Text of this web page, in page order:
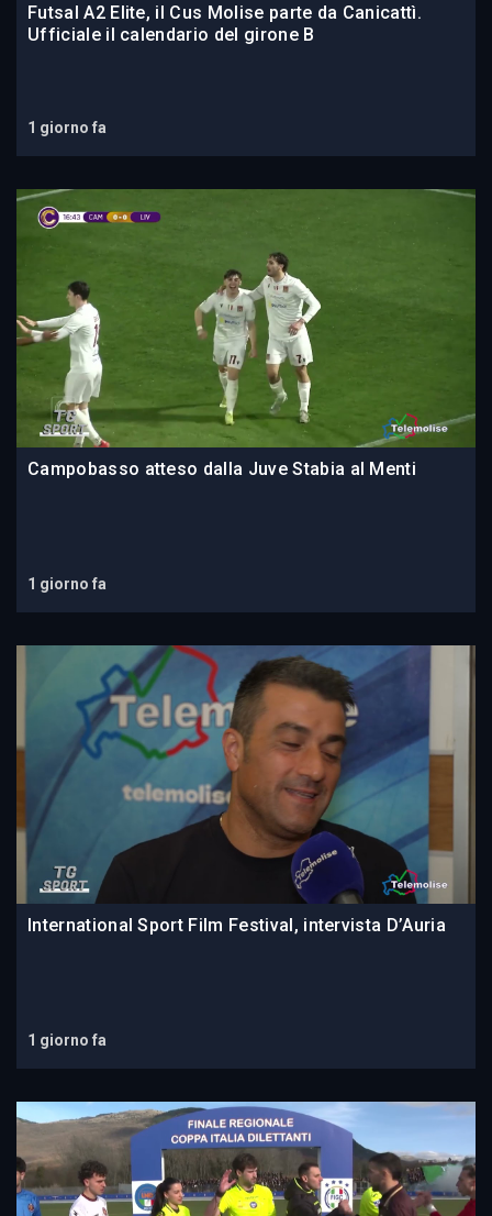
Futsal A2 Elite, il Cus Molise parte da Canicattì.
Ufficiale il calendario del girone B
1 giorno fa
Campobasso atteso dalla Juve Stabia al Menti
1 giorno fa
International Sport Film Festival, intervista D’Auria
1 giorno fa